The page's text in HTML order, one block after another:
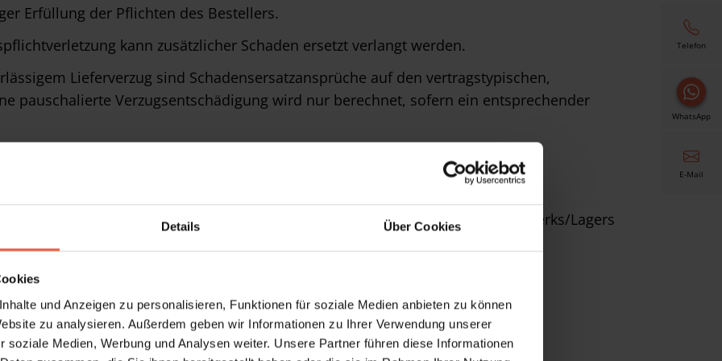
Details Über Cookies
und Anzeigen zu personalisieren, Funktionen für soziale Medien anbieten zu können
zu analysieren. Außerdem geben wir Informationen zu Ihrer Verwendung unserer
soziale Medien, Werbung und Analysen weiter. Unsere Partner führen diese Informationen
Erfüllung der Pflichten des Bestellers.
kann zusätzlicher Schaden ersetzt verlangt werden.
Lieferverzug sind Schadensersatzansprüche auf den vertragstypischen,
pauschalierte Verzugsentschädigung wird nur berechnet, sofern ein entsprechender
in Versand, geht die Gefahr mit Absendung oder spätestens Verlassen des Werks/Lagers
Zahlung.
behandeln und ausreichend zu versichern.
Telefon
WhatsApp
E-Mail